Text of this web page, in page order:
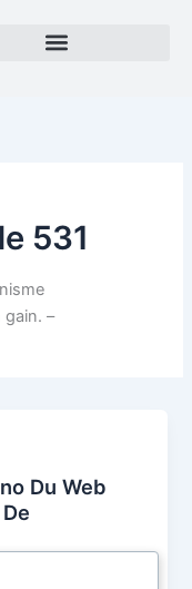
531
gain. –
Du Web